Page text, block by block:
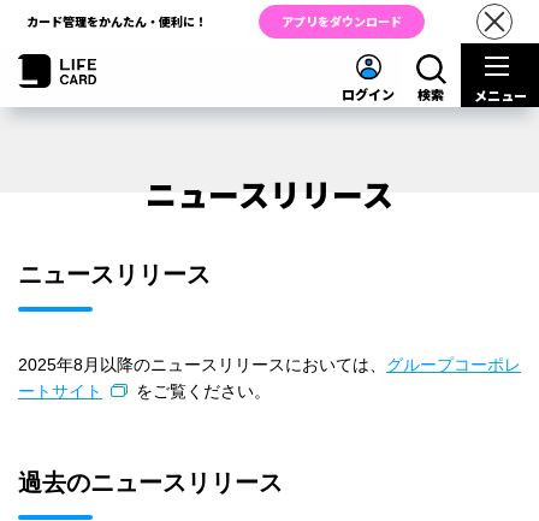
カード管理をかんたん・便利に！ アプリをダウンロード
ログイン 検索 メニュー
ニュースリリース
ニュースリリース
2025年8月以降のニュースリリースにおいては、 グループコーポレ
ートサイト
をご覧ください。
過去のニュースリリース